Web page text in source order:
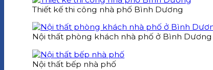
Thiết kế thi công nhà phố Bình Dương
Nội thất phòng khách nhà phố ở Bình Dương
Nội thất bếp nhà phố